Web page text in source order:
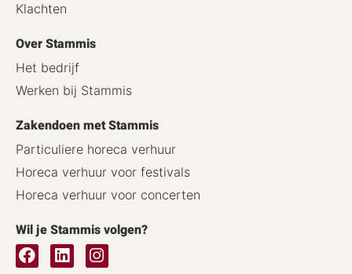
Klachten
Over Stammis
Het bedrijf
Werken bij Stammis
Zakendoen met Stammis
Particuliere horeca verhuur
Horeca verhuur voor festivals
Horeca verhuur voor concerten
Wil je Stammis volgen?